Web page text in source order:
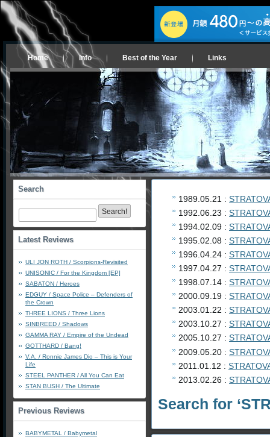
Home Info Best of the Year Links
Search
Latest Reviews
ULI JON ROTH / Scorpions-Revisited
UNISONIC / For the Kingdom [EP]
SABATON / Heroes
EDGUY / Space Police – Defenders of
the Crown
THREE LIONS / Three Lions
SINBREED / Shadows
GAMMA RAY / Empire of the Undead
GOTTHARD / Bang!
V.A. / Ronnie James Dio – This is Your
Life
STEEL PANTHER / All You Can Eat
STAN BUSH / The Ultimate
Previous Reviews
BABYMETAL / Babymetal
1989.05.21 :
1992.06.23 :
1994.02.09 :
1995.02.08 :
1996.04.24 :
1997.04.27 :
1998.07.14 :
2000.09.19 :
2003.01.22 :
2003.10.27 :
2005.10.27 :
2009.05.20 :
2011.01.12 :
2013.02.26 :
Search for